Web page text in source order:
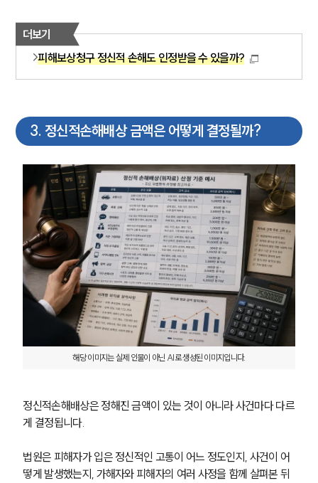
더보기
피해보상청구 정신적 손해도 인정받을 수 있을까?
3. 정신적손해배상 금액은 어떻게 결정될까?
해당 이미지는 실제 인물이 아닌 AI로 생성된 이미지입니다.
정신적손해배상은 정해진 금액이 있는 것이 아니라 사건마다 다르
게 결정됩니다.
법원은 피해자가 입은 정신적인 고통이 어느 정도인지, 사건이 어
떻게 발생했는지, 가해자와 피해자의 여러 사정을 함께 살펴본 뒤